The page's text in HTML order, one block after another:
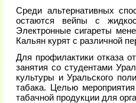
Среди альтернативных
остаются вейпы с
Электронные сигареты
Кальян курят с различной
Для профилактики отказа
занятия со студентами
культуры и Уральского
табака. Целью
табачной продукции для